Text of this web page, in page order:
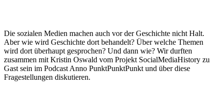
Die sozialen Medien machen auch vor der Geschichte nicht Halt.
Aber wie wird Geschichte dort behandelt? Über welche Themen
wird dort überhaupt gesprochen? Und dann wie? Wir durften
zusammen mit Kristin Oswald vom Projekt SocialMediaHistory zu
Gast sein im Podcast Anno PunktPunktPunkt und über diese
Fragestellungen diskutieren.